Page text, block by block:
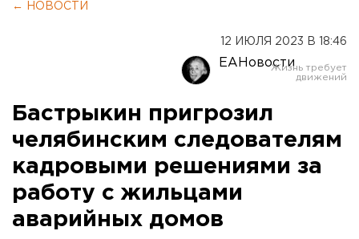
← НОВОСТИ
12 ИЮЛЯ 2023 В 18:46
ЕАНовости
Бастрыкин пригрозил
челябинским следователям
кадровыми решениями за
работу с жильцами
аварийных домов